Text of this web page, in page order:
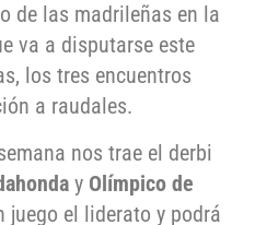
de las madrileñas en la
va a disputarse este
los tres encuentros
a raudales.
nos trae el derbi
y Olímpico de
juego el liderato y podrá